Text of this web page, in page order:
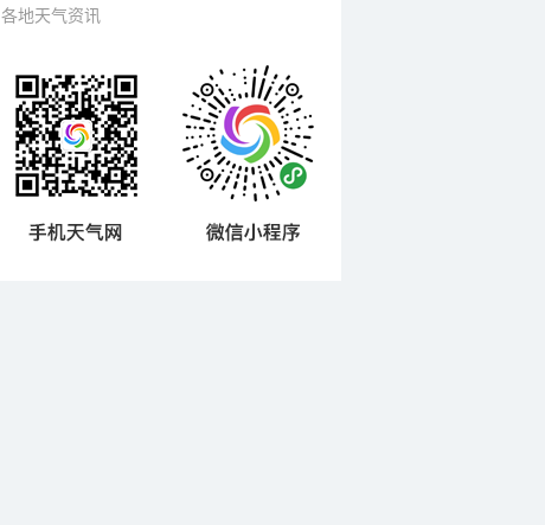
各地天气资讯